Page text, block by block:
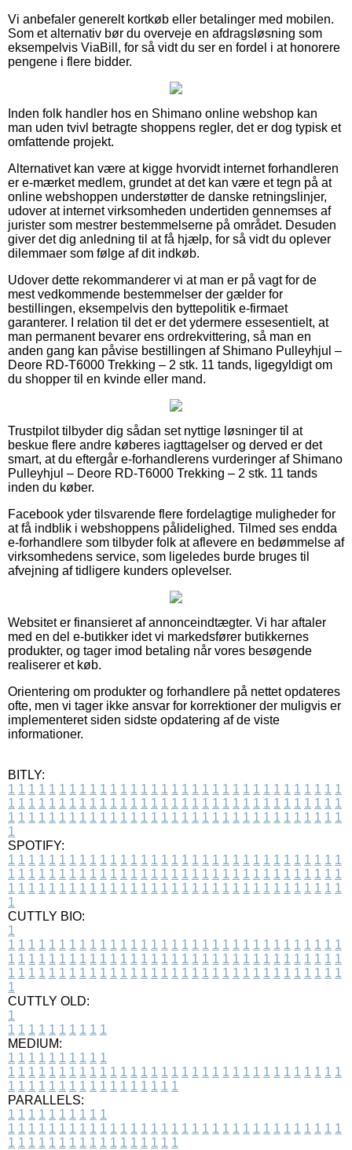
Vi anbefaler generelt kortkøb eller betalinger med mobilen.
Som et alternativ bør du overveje en afdragsløsning som
eksempelvis ViaBill, for så vidt du ser en fordel i at honorere
pengene i flere bidder.
Inden folk handler hos en Shimano online webshop kan
man uden tvivl betragte shoppens regler, det er dog typisk et
omfattende projekt.
Alternativet kan være at kigge hvorvidt internet forhandleren
er e-mærket medlem, grundet at det kan være et tegn på at
online webshoppen understøtter de danske retningslinjer,
udover at internet virksomheden undertiden gennemses af
jurister som mestrer bestemmelserne på området. Desuden
giver det dig anledning til at få hjælp, for så vidt du oplever
dilemmaer som følge af dit indkøb.
Udover dette rekommanderer vi at man er på vagt for de
mest vedkommende bestemmelser der gælder for
bestillingen, eksempelvis den byttepolitik e-firmaet
garanterer. I relation til det er det ydermere essesentielt, at
man permanent bevarer ens ordrekvittering, så man en
anden gang kan påvise bestillingen af Shimano Pulleyhjul –
Deore RD-T6000 Trekking – 2 stk. 11 tands, ligegyldigt om
du shopper til en kvinde eller mand.
Trustpilot tilbyder dig sådan set nyttige løsninger til at
beskue flere andre køberes iagttagelser og derved er det
smart, at du eftergår e-forhandlerens vurderinger af Shimano
Pulleyhjul – Deore RD-T6000 Trekking – 2 stk. 11 tands
inden du køber.
Facebook yder tilsvarende flere fordelagtige muligheder for
at få indblik i webshoppens pålidelighed. Tilmed ses endda
e-forhandlere som tilbyder folk at aflevere en bedømmelse af
virksomhedens service, som ligeledes burde bruges til
afvejning af tidligere kunders oplevelser.
Websitet er finansieret af annonceindtægter. Vi har aftaler
med en del e-butikker idet vi markedsfører butikkernes
produkter, og tager imod betaling når vores besøgende
realiserer et køb.
Orientering om produkter og forhandlere på nettet opdateres
ofte, men vi tager ikke ansvar for korrektioner der muligvis er
implementeret siden sidste opdatering af de viste
informationer.
BITLY:
1 1 1 1 1 1 1 1 1 1 1 1 1 1 1 1 1 1 1 1 1 1 1 1 1 1 1 1 1 1 1 1 1
1 1 1 1 1 1 1 1 1 1 1 1 1 1 1 1 1 1 1 1 1 1 1 1 1 1 1 1 1 1 1 1 1
1 1 1 1 1 1 1 1 1 1 1 1 1 1 1 1 1 1 1 1 1 1 1 1 1 1 1 1 1 1 1 1 1
1
SPOTIFY:
1 1 1 1 1 1 1 1 1 1 1 1 1 1 1 1 1 1 1 1 1 1 1 1 1 1 1 1 1 1 1 1 1
1 1 1 1 1 1 1 1 1 1 1 1 1 1 1 1 1 1 1 1 1 1 1 1 1 1 1 1 1 1 1 1 1
1 1 1 1 1 1 1 1 1 1 1 1 1 1 1 1 1 1 1 1 1 1 1 1 1 1 1 1 1 1 1 1 1
1
CUTTLY BIO:
1
1 1 1 1 1 1 1 1 1 1 1 1 1 1 1 1 1 1 1 1 1 1 1 1 1 1 1 1 1 1 1 1 1
1 1 1 1 1 1 1 1 1 1 1 1 1 1 1 1 1 1 1 1 1 1 1 1 1 1 1 1 1 1 1 1 1
1 1 1 1 1 1 1 1 1 1 1 1 1 1 1 1 1 1 1 1 1 1 1 1 1 1 1 1 1 1 1 1 1
1
CUTTLY OLD:
1
1 1 1 1 1 1 1 1 1 1
MEDIUM:
1 1 1 1 1 1 1 1 1 1
1 1 1 1 1 1 1 1 1 1 1 1 1 1 1 1 1 1 1 1 1 1 1 1 1 1 1 1 1 1 1 1 1
1 1 1 1 1 1 1 1 1 1 1 1 1 1 1 1 1
PARALLELS:
1 1 1 1 1 1 1 1 1 1
1 1 1 1 1 1 1 1 1 1 1 1 1 1 1 1 1 1 1 1 1 1 1 1 1 1 1 1 1 1 1 1 1
1 1 1 1 1 1 1 1 1 1 1 1 1 1 1 1 1